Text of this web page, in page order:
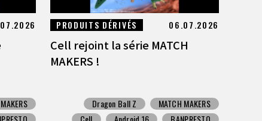
PRODUITS DÉRIVÉS 06.07.2026
Cell rejoint la série MATCH
MAKERS !
Dragon Ball Z
MATCH MAKERS